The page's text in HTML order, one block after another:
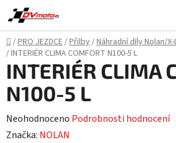
Přejít
na
obsah
Domů
/PRO JEZDCE/Přilby/Náhradní díly Nolan/
/INTERIÉR CLIMA COMFORT N100-5 L
INTERIÉR CLIMA
N100-5 L
Průměrné
hodnocení
Neohodnoceno Podrobnosti hodnocení
Značka: NOLAN